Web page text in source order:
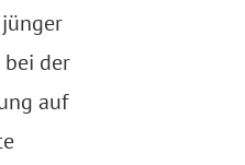
bei der
auf